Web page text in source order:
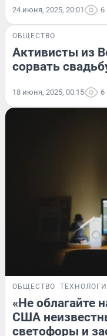
24 июня, 2025, 20:01 6
ОБЩЕСТВО
Активисты из
сорвать
18 июня, 2025, 00:15 6
ОБЩЕСТВО
«Не облагайте
США
светофоры и